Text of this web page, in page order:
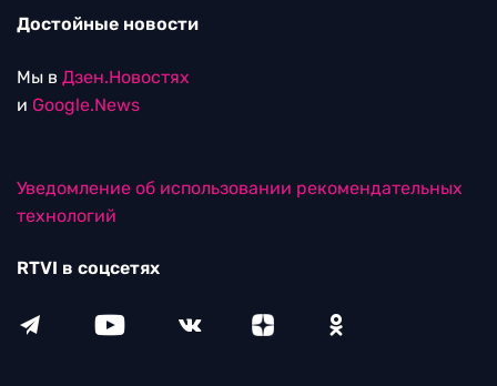
Достойные новости
Мы в Дзен.Новостях
и Google.News
Уведомление об использовании рекомендательных
технологий
RTVI в соцсетях